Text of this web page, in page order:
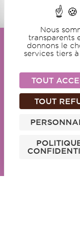
NOS
GUIMAUVES
Nous
transparents
donnons le
services tiers
TOUT
TOUT